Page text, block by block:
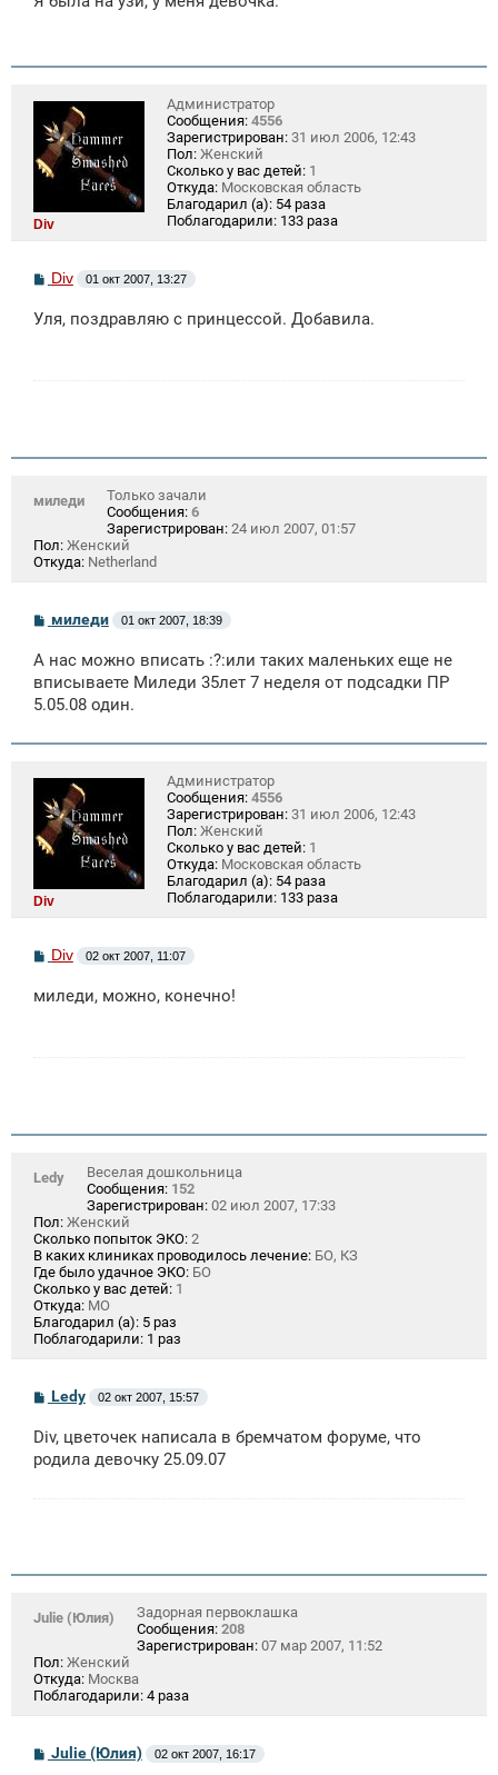
б
и
Div
Администратор
Сообщения: 4556
Зарегистрирован: 31 июл 2006, 12:43
Пол: Женский
Сколько у вас детей: 1
Откуда: Московская область
Благодарил (а): 54 раза
Поблагодарили: 133 раза
С
б
Div 01 окт 2007, 13:27
Уля, поздравляю с принцессой. Добавила.
миледи
Только зачали
Сообщения: 6
Зарегистрирован: 24 июл 2007, 01:57
Пол: Женский
Откуда: Netherland
С
о
б
щ
н
е
миледи 01 окт 2007, 18:39
А нас можно вписать :?:или таких маленьких еще не
вписываете Миледи 35лет 7 неделя от подсадки ПР
5.05.08 один.
Div
Администратор
Сообщения: 4556
Зарегистрирован: 31 июл 2006, 12:43
Пол: Женский
Сколько у вас детей: 1
Откуда: Московская область
Благодарил (а): 54 раза
Поблагодарили: 133 раза
С
о
б
Div 02 окт 2007, 11:07
миледи, можно, конечно!
Ledy
Веселая дошкольница
Сообщения: 152
Зарегистрирован: 02 июл 2007, 17:33
Пол: Женский
Сколько попыток ЭКО: 2
В каких клиниках проводилось лечение: БО, КЗ
Где было удачное ЭКО: БО
Сколько у вас детей: 1
Откуда: МО
Благодарил (а): 5 раз
Поблагодарили: 1 раз
С
о
б
щ
е
Ledy 02 окт 2007, 15:57
Div, цветочек написала в бремчатом форуме, что
родила девочку 25.09.07
Julie (Юлия)
Задорная первоклашка
Сообщения: 208
Зарегистрирован: 07 мар 2007, 11:52
Пол: Женский
Откуда: Москва
Поблагодарили: 4 раза
Julie (Юлия) 02 окт 2007, 16:17